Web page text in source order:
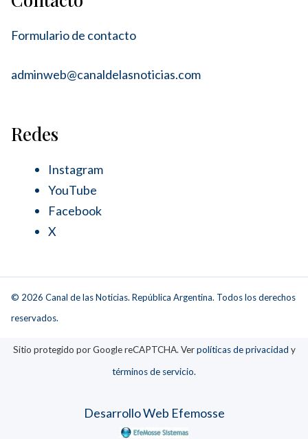
Formulario de contacto
adminweb@canaldelasnoticias.com
Redes
Instagram
YouTube
Facebook
X
© 2026 Canal de las Noticias. República Argentina. Todos los derechos
reservados.
Sitio protegido por Google reCAPTCHA. Verpolíticas de privacidad y
términos de servicio.
Desarrollo Web Efemosse